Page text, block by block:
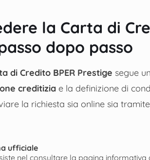
la Carta di
dopo passo
di Credito BPER Prestige segue
creditizia e la definizione di
la richiesta sia online sia
ufficiale
nel consultare la pagina